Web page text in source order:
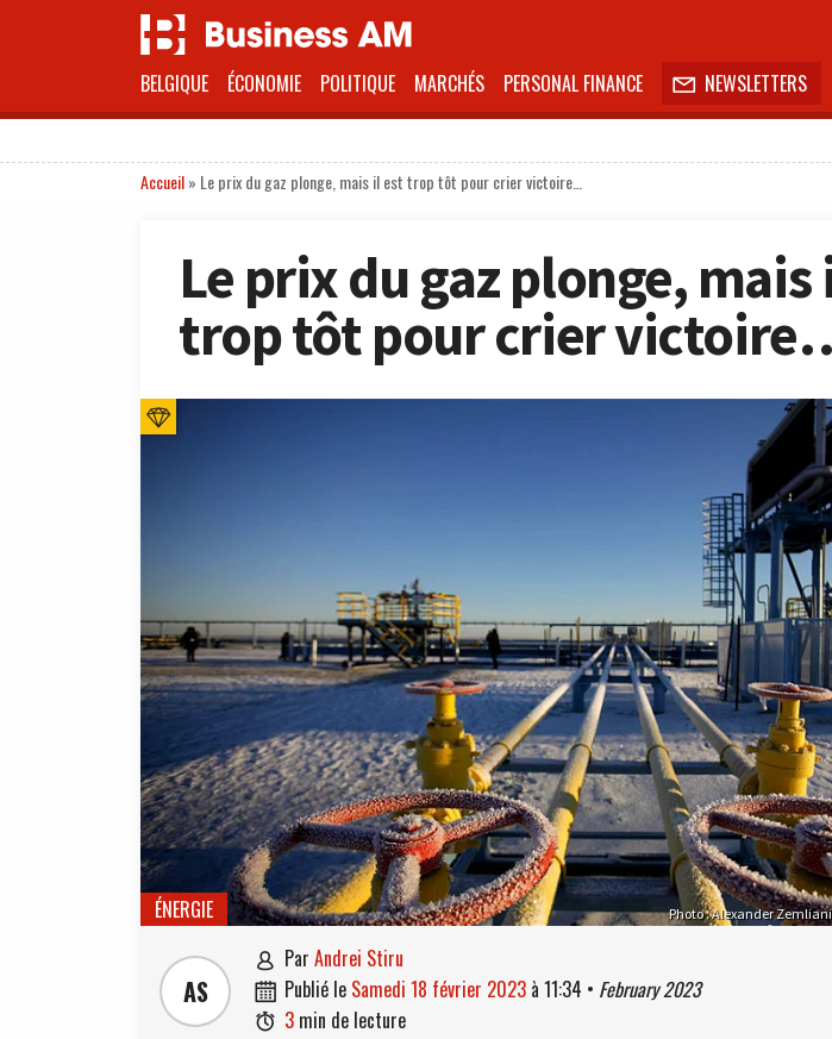
BELGIQUE ÉCONOMIE POLITIQUE MARCHÉS PERSONAL FINANCE  NEWSLETTERS
Accueil» Le prix du gaz plonge, mais il est trop tôt pour crier victoire…
Le prix du gaz plonge, mais
trop tôt pour crier
Photo : Alexander
ÉNERGIE
AS
 par Andrei Stiru
 publié le samedi 18 février 2023 à 11:34 • February 2023
 3 min de lecture